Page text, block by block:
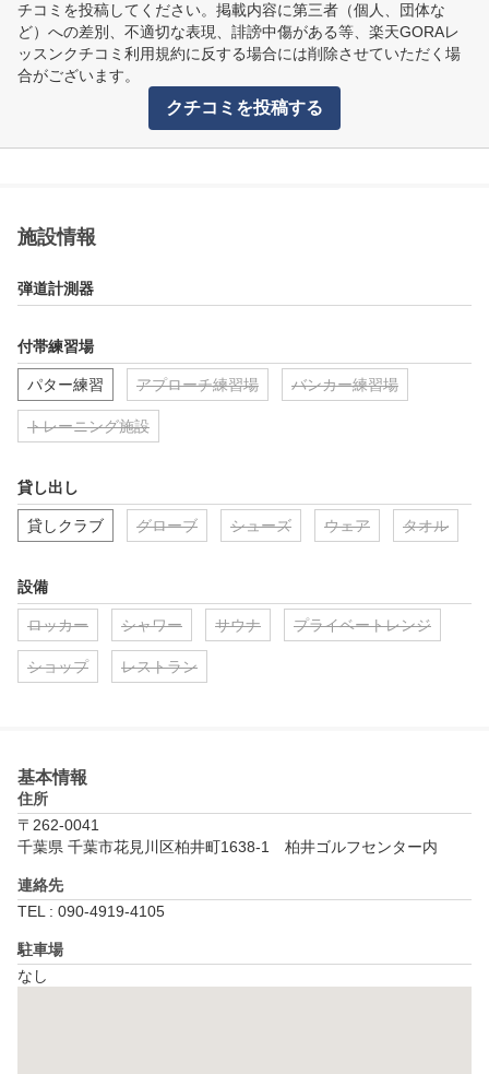
チコミを投稿してください。掲載内容に第三者（個人、団体な
ど）への差別、不適切な表現、誹謗中傷がある等、楽天GORAレ
ッスンクチコミ利用規約に反する場合には削除させていただく場
合がございます。
クチコミを投稿する
施設情報
弾道計測器
付帯練習場
パター練習 アプローチ練習場 バンカー練習場
トレーニング施設
貸し出し
貸しクラブ グローブ シューズ ウェア タオル
設備
ロッカー シャワー サウナ プライベートレンジ
ショップ レストラン
基本情報
住所
〒262-0041
千葉県 千葉市花見川区柏井町1638-1　柏井ゴルフセンター内
連絡先
TEL : 090-4919-4105
駐車場
なし